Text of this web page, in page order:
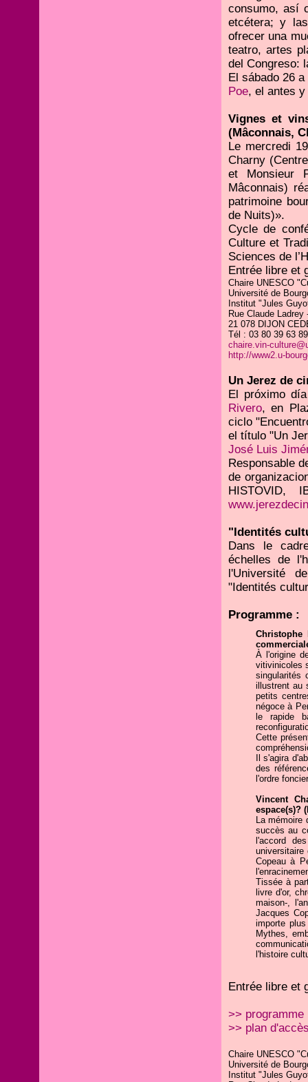
consumo, así
etcétera; y
ofrecer una
teatro, artes
del Congreso:
El sábado 26
Poe, el antes
Vignes et
(Mâconnais,
Le mercredi
Charny
et Monsieur
Mâconnais)
patrimoine
de Nuits)».
Cycle de
Culture et
Sciences de
Entrée libre et
Chaire UNESCO
Université de
Institut "Jules
Rue Claude Ladrey
21 078 DIJON
Tél : 03 80 39 63 89
chaire.vin-
http://www2.u-
Un Jerez de
El próximo
Rivero, en
ciclo
el título "Un
José Luis
Responsable
de
HISTOVID,
"Identités
Dans le
échelles de
l'Université
"Identités
Programme :
Christophe
À l'origine
vitivinicoles
singularités
illustrent au
petits
négoce à
le rapide
Cette
Il s'agira
des
l'ordre
Vincent
espace(s)?
La mémoire
succès au
l'accord
Copeau à
Tissée à
livre d'or,
maison-,
Jacques
importe
Mythes,
l'histoire
Entrée libre et
>> programme
>> plan
Chaire UNESCO
Université de
Institut "Jules